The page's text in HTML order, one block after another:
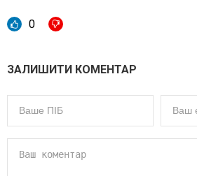
0
ЗАЛИШИТИ КОМЕНТАР